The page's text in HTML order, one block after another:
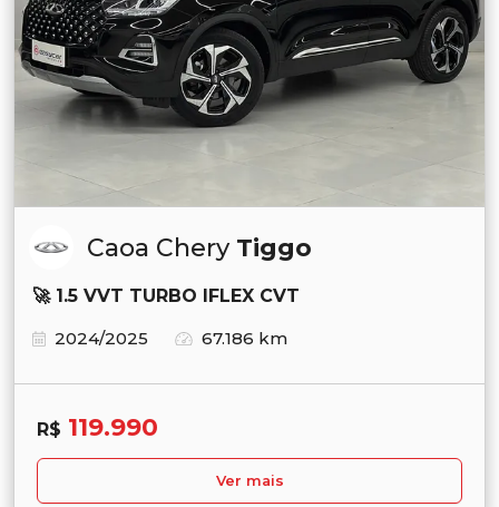
Caoa Chery Tiggo
🚀 1.5 VVT TURBO IFLEX CVT
2024/2025
67.186 km
R$ 119.990
Ver mais